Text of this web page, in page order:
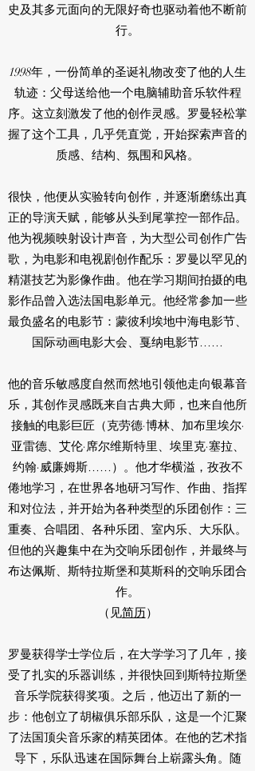
史及其多元面向的无限好奇也驱动着他不断前
行。
1998年，一份简单的圣诞礼物改变了他的人生
轨迹：父母送给他一个电脑辅助音乐软件程
序。这立刻激发了他的创作灵感。罗曼轻松掌
握了这个工具，几乎凭直觉，开始探索声音的
质感、结构、氛围和风格。
很快，他便从实验转向创作，并逐渐磨练出真
正的导演天赋，能够从头到尾掌控一部作品。
他为视频映射设计声音，为大型公司创作广告
歌，为电影和电视剧创作配乐：罗曼以罕见的
精湛技艺为影像作曲。他在学习期间拍摄的电
影作品曾入选法国电影单元。他经常参加一些
最负盛名的电影节：蒙彼利埃地中海电影节、
国际动画电影大会、戛纳电影节……
他的音乐敏感度自然而然地引领他走向银幕音
乐，其创作灵感既来自古典大师，也来自他所
接触的电影巨匠（克劳德·博林、加布里埃尔·
亚雷德、艾伦·席尔维斯特里、埃里克·塞拉、
约翰·威廉姆斯……）。他才华横溢，孜孜不
倦地学习，在世界各地研习写作、作曲、指挥
和对位法，并开始为各种类型的乐团创作：三
重奏、合唱团、各种乐团、室内乐、大乐队。
但他的兴趣集中在为交响乐团创作，并最终与
布达佩斯、斯特拉斯堡和莫斯科的交响乐团合
作。
（见简历）
罗曼获得学士学位后，在大学学习了几年，接
受了扎实的乐器训练，并很快回到斯特拉斯堡
音乐学院获得奖项。之后，他迈出了新的一
步：他创立了胡椒俱乐部乐队，这是一个汇聚
了法国顶尖音乐家的精英团体。在他的艺术指
导下，乐队迅速在国际舞台上崭露头角。随